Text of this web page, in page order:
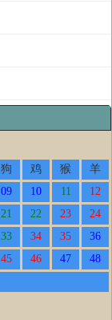
狗 鸡 猴
羊
09 10 11
12
21 22 23
24
33 34 35
36
45 46 47
48